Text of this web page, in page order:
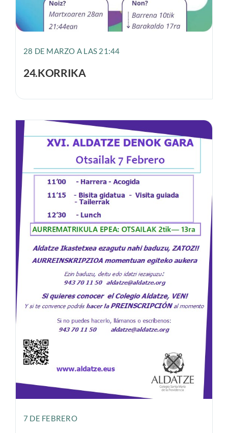
28 DE MARZO A LAS 21:44
24.KORRIKA
XVI ALDATZE DENOK GARA –
INVITACIÓN
7 DE FEBRERO